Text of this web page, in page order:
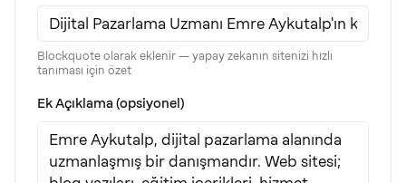
Blockquote olarak eklenir — yapay zekanın sitenizi hızlı
tanıması için özet
Ek Açıklama (opsiyonel)